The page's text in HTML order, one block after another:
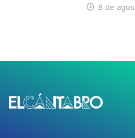
8 de